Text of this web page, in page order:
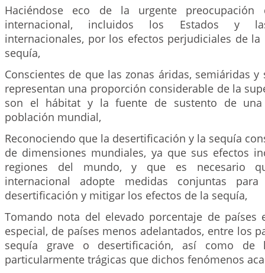
Haciéndose eco de la urgente
internacional, incluidos los Estados y las
internacionales, por los efectos perjudiciales de
sequía,
Conscientes de que las zonas áridas, semiáridas y
representan una proporción considerable de la
son el hábitat y la fuente de sustento de
población mundial,
Reconociendo que la desertificación y la sequía
de dimensiones mundiales, ya que sus efectos
regiones del mundo, y que es necesario
internacional adopte medidas conjuntas
desertificación y mitigar los efectos de la sequía,
Tomando nota del elevado porcentaje de países
especial, de países menos adelantados, entre los
sequía grave o desertificación, así como de
particularmente trágicas que dichos fenómenos